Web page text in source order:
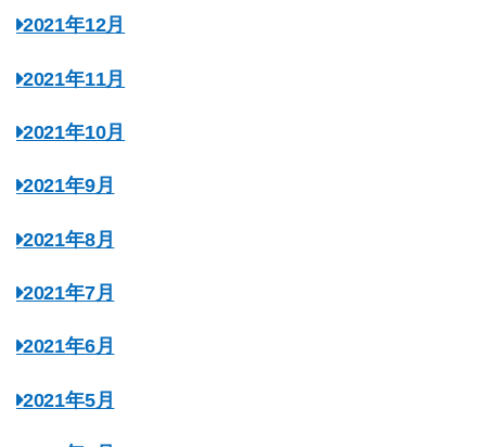
2021年12月
2021年11月
2021年10月
2021年9月
2021年8月
2021年7月
2021年6月
2021年5月